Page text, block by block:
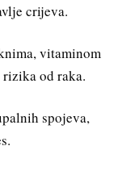
crijeva.
vitaminom
od raka.
spojeva,